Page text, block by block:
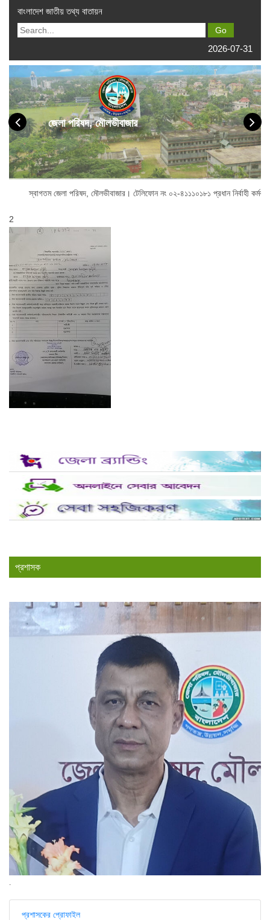
বাংলাদেশ জাতীয় তথ্য বাতায়ন
2026-07-31
জেলা পরিষদ, মৌলভীবাজার
স্বাগতম জেলা পরিষদ, মৌলভীবাজার। টেলিফোন নং ০২-৪১১১০১৮১ প্রধান নির্বাহী
2
প্রশাসক
.
প্রশাসকের প্রোফাইল